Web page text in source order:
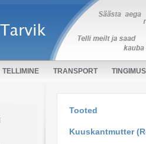
TELLIMINE TRANSPORT
Tooted
Kuuskantmutter